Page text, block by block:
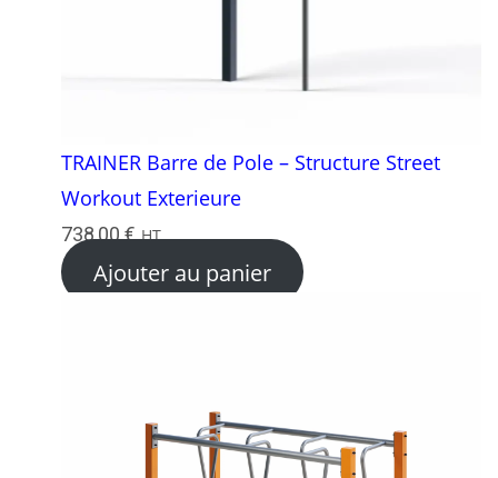
TRAINER Barre de Pole – Structure Street
Workout Exterieure
738,00€ HT
Ajouter au panier